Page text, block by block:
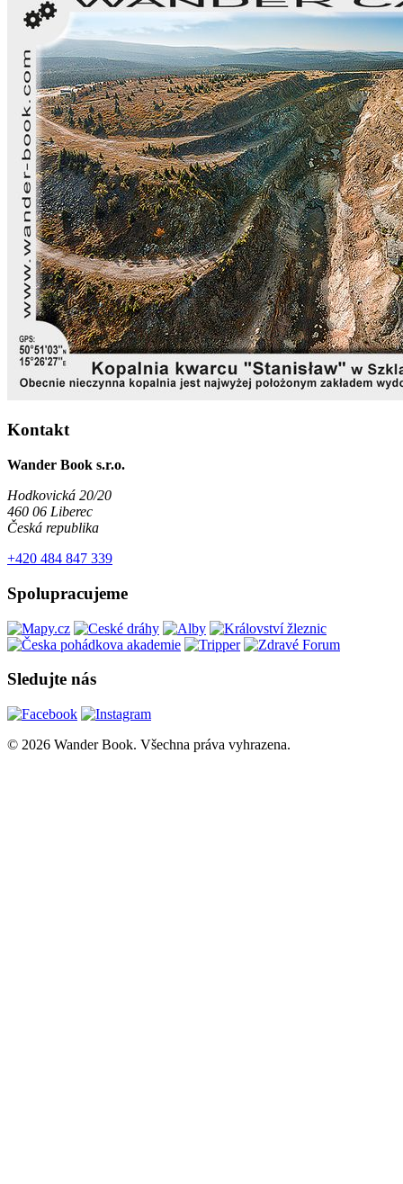
Kontakt
Wander Book s.r.o.
Hodkovická 20/20
460 06 Liberec
Česká republika
+420 484 847 339
Spolupracujeme
Sledujte nás
© 2026 Wander Book. Všechna práva vyhrazena.